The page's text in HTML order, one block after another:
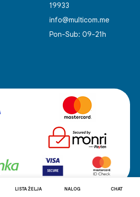
19933
info@multicom.me
Pon-Sub: 09-21h
LISTA ŽELJA NALOG CHAT